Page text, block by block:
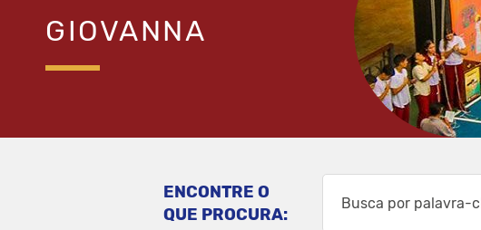
GIOVANNA
ENCONTRE O
QUE PROCURA: